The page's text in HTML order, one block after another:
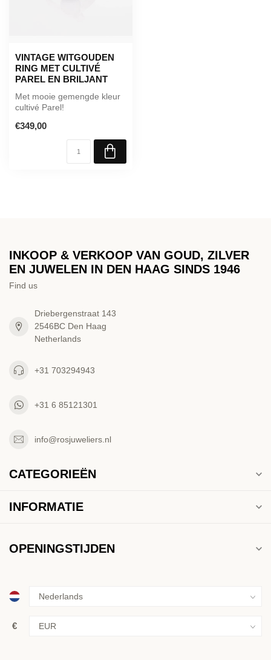
VINTAGE WITGOUDEN
RING MET CULTIVÉ
PAREL EN BRILJANT
Met mooie gemengde kleur
cultivé Parel!
tot 19
€349,00
INKOOP & VERKOOP VAN GOUD, ZILVER
EN JUWELEN IN DEN HAAG SINDS 1946
Find us
Driebergenstraat 143
2546BC Den Haag
Netherlands
+31 703294943
+31 6 85121301
info@rosjuweliers.nl
CATEGORIEËN
INFORMATIE
OPENINGSTIJDEN
€